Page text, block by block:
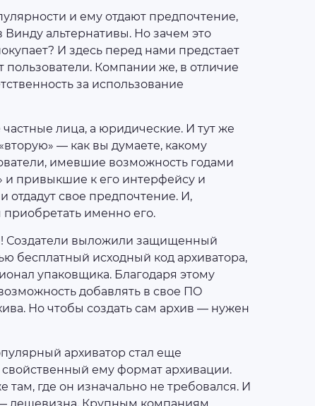
и ему отдают предпочтение,
альтернативы. Но зачем это
И здесь перед нами предстает
пользователи. Компании же, в отличие
за использование
лица, а юридические. И тут же
— как вы думаете, какому
имевшие возможность годами
и привыкшие к его интерфейсу и
свое предпочтение. И,
именно его.
Создатели выложили защищенный
бесплатный исходный код архиватора,
упаковщика. Благодаря этому
добавлять в свое ПО
Но чтобы создать сам архив — нужен
архиватор стал еще
ему формат архивации.
там, где он изначально не требовался. И